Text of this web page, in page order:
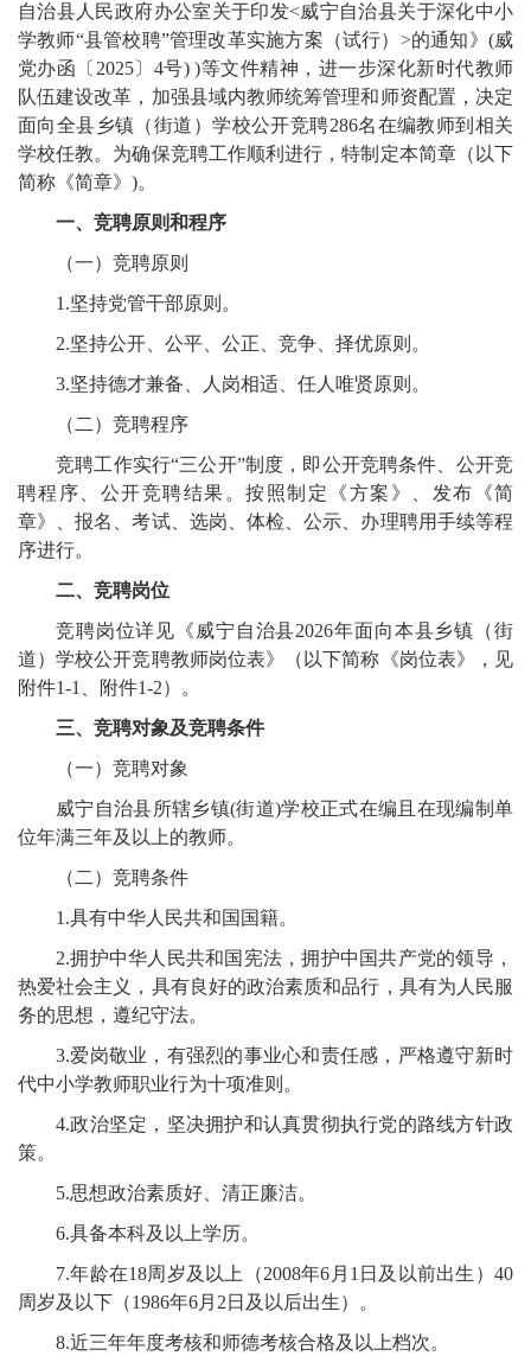
自治县人民政府办公室关于印发<威宁自治县关于深化中小
学教师“县管校聘”管理改革实施方案（试行）>的通知》(威
党办函〔2025〕4号) )等文件精神，进一步深化新时代教师
队伍建设改革，加强县域内教师统筹管理和师资配置，决定
面向全县乡镇（街道）学校公开竞聘286名在编教师到相关
学校任教。为确保竞聘工作顺利进行，特制定本简章（以下
简称《简章》)。
一、竞聘原则和程序
（一）竞聘原则
1.坚持党管干部原则。
2.坚持公开、公平、公正、竞争、择优原则。
3.坚持德才兼备、人岗相适、任人唯贤原则。
（二）竞聘程序
竞聘工作实行“三公开”制度，即公开竞聘条件、公开竞
聘程序、公开竞聘结果。按照制定《方案》、发布《简
章》、报名、考试、选岗、体检、公示、办理聘用手续等程
序进行。
二、竞聘岗位
竞聘岗位详见《威宁自治县2026年面向本县乡镇（街
道）学校公开竞聘教师岗位表》（以下简称《岗位表》，见
附件1-1、附件1-2）。
三、竞聘对象及竞聘条件
（一）竞聘对象
威宁自治县所辖乡镇(街道)学校正式在编且在现编制单
位年满三年及以上的教师。
（二）竞聘条件
1.具有中华人民共和国国籍。
2.拥护中华人民共和国宪法，拥护中国共产党的领导，
热爱社会主义，具有良好的政治素质和品行，具有为人民服
务的思想，遵纪守法。
3.爱岗敬业，有强烈的事业心和责任感，严格遵守新时
代中小学教师职业行为十项准则。
4.政治坚定，坚决拥护和认真贯彻执行党的路线方针政
策。
5.思想政治素质好、清正廉洁。
6.具备本科及以上学历。
7.年龄在18周岁及以上（2008年6月1日及以前出生）40
周岁及以下（1986年6月2日及以后出生）。
8.近三年年度考核和师德考核合格及以上档次。